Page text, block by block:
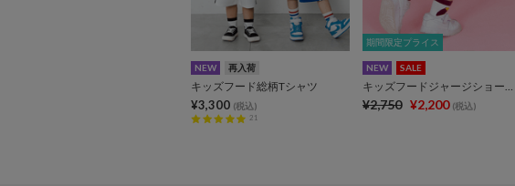
NEW 再入荷
キッズフード総柄Tシャツ
¥3,300 (税込)
21
期間限定プライス
期間限定プライス
NEW SALE
キッズフードジャージショートパンツ
¥2,750 ¥2,200 (税込)